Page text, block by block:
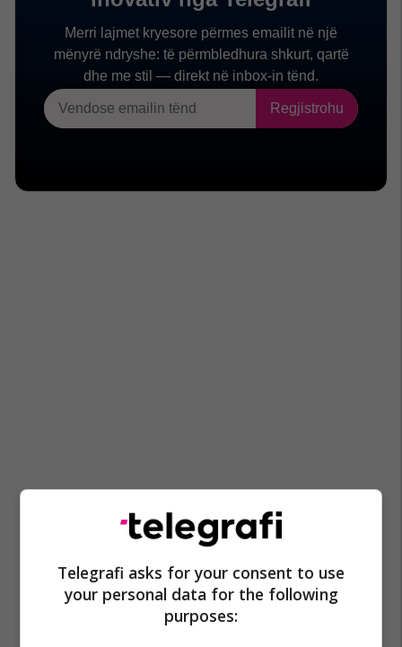
Telegrafi asks for your consent to use
your personal data for the following
purposes: